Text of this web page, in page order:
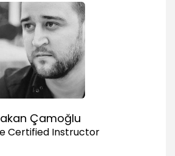
Hazırlamak
arama motorlarına etkisi
ve Pop-up ile çalışmak
ile çalışmak
Çamoğlu
Certified Instructor